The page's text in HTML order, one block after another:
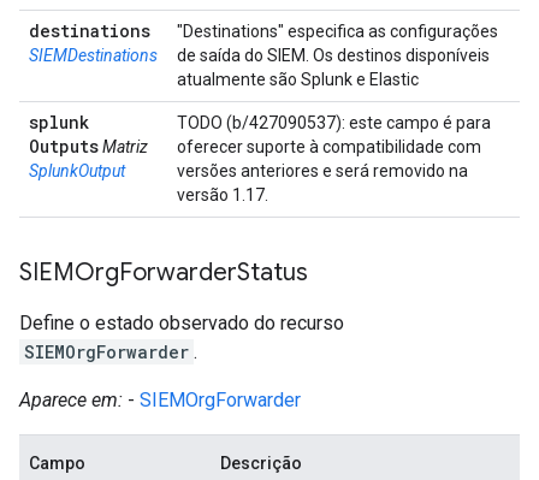
destinations
SIEMDestinations
"Destinations" especifica as configurações
de saída do SIEM. Os destinos disponíveis
atualmente são Splunk e Elastic
splunk
OutputsMatriz
SplunkOutput
TODO (b/427090537): este campo é para
oferecer suporte à compatibilidade com
versões anteriores e será removido na
versão 1.17.
SIEMOrgForwarderStatus
Define o estado observado do recurso
SIEMOrgForwarder .
Aparece em: - SIEMOrgForwarder
Campo Descrição